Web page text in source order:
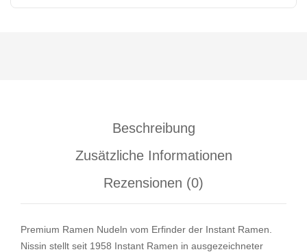
Beschreibung
Zusätzliche Informationen
Rezensionen (0)
Premium Ramen Nudeln vom Erfinder der Instant Ramen.
Nissin stellt seit 1958 Instant Ramen in ausgezeichneter